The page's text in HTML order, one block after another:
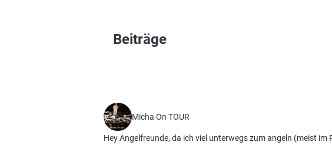
Beiträge
Micha On TOUR
Hey Angelfreunde, da ich viel unterwegs zum angeln (meist